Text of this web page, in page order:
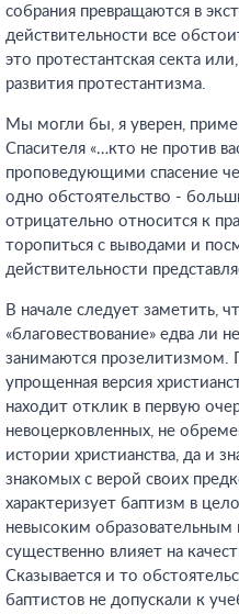
собрания превращаются в
действительности все
это протестантская секта
развития протестантизма.
Мы могли бы, я уверен,
Спасителя «…кто не против
проповедующими спасение
одно обстоятельство -
отрицательно относится к
торопиться с выводами и
действительности
В начале следует заметить,
«благовествование» едва ли
занимаются прозелитизмом.
упрощенная версия
находит отклик в первую
невоцерковленных, не
истории христианства, да и
знакомых с верой своих
характеризует баптизм в
невысоким образовательным
существенно влияет на
Сказывается и то
баптистов не допускали к